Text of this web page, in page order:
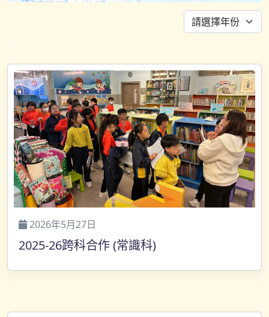
2026年5月27日
2025-26跨科合作 (常識科)